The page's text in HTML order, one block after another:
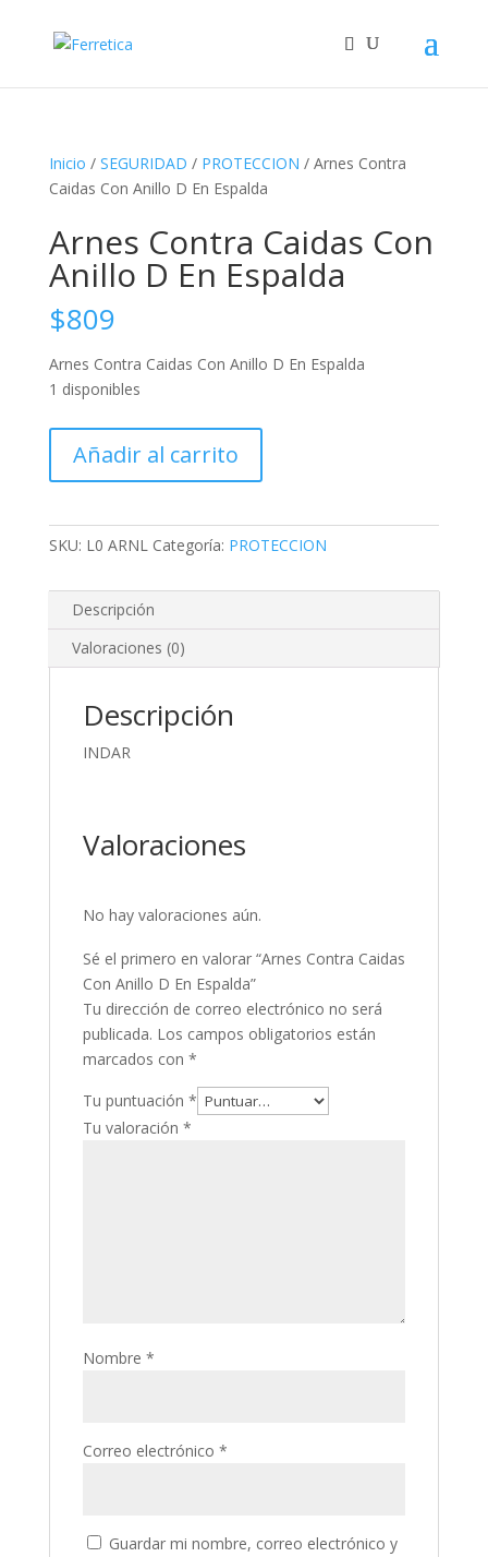
Inicio / SEGURIDAD / PROTECCION / Arnes Contra
Caidas Con Anillo D En Espalda
Arnes Contra Caidas Con
Anillo D En Espalda
$809
Arnes Contra Caidas Con Anillo D En Espalda
1 disponibles
Contra
Caidas
Anillo
En
Espalda
cantidad
Añadir al carrito
SKU: L0 ARNL Categoría: PROTECCION
Descripción
Valoraciones (0)
Descripción
INDAR
Valoraciones
No hay valoraciones aún.
Sé el primero en valorar “Arnes Contra Caidas
Con Anillo D En Espalda”
Tu dirección de correo electrónico no será
publicada. Los campos obligatorios están
marcados con *
Tu puntuación *
Tu valoración *
Nombre *
Correo electrónico *
Guardar mi nombre, correo electrónico y